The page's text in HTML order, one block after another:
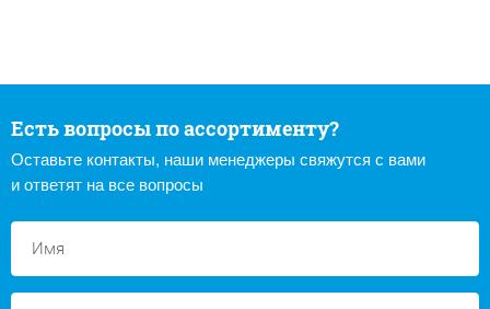
Есть вопросы по ассортименту?
Оставьте контакты, наши менеджеры свяжутся с вами
и ответят на все вопросы